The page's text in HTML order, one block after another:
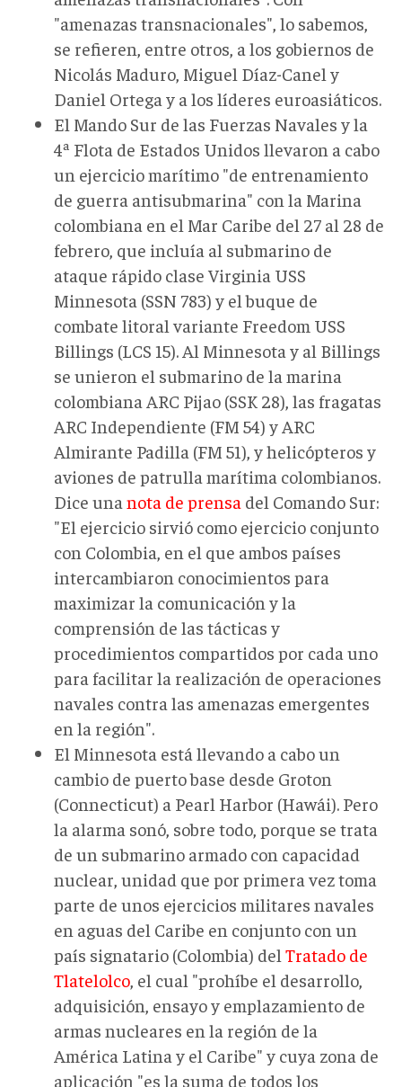
"amenazas transnacionales", lo sabemos,
se refieren, entre otros, a los gobiernos de
Nicolás Maduro, Miguel Díaz-Canel y
Daniel Ortega y a los líderes euroasiáticos.
El Mando Sur de las Fuerzas Navales y la
4ª Flota de Estados Unidos llevaron a cabo
un ejercicio marítimo "de entrenamiento
de guerra antisubmarina" con la Marina
colombiana en el Mar Caribe del 27 al 28 de
febrero, que incluía al submarino de
ataque rápido clase Virginia USS
Minnesota (SSN 783) y el buque de
combate litoral variante Freedom USS
Billings (LCS 15). Al Minnesota y al Billings
se unieron el submarino de la marina
colombiana ARC Pijao (SSK 28), las fragatas
ARC Independiente (FM 54) y ARC
Almirante Padilla (FM 51), y helicópteros y
aviones de patrulla marítima colombianos.
Dice una nota de prensa del Comando Sur:
"El ejercicio sirvió como ejercicio conjunto
con Colombia, en el que ambos países
intercambiaron conocimientos para
maximizar la comunicación y la
comprensión de las tácticas y
procedimientos compartidos por cada uno
para facilitar la realización de operaciones
navales contra las amenazas emergentes
en la región".
El Minnesota está llevando a cabo un
cambio de puerto base desde Groton
(Connecticut) a Pearl Harbor (Hawái). Pero
la alarma sonó, sobre todo, porque se trata
de un submarino armado con capacidad
nuclear, unidad que por primera vez toma
parte de unos ejercicios militares navales
en aguas del Caribe en conjunto con un
país signatario (Colombia) del Tratado de
Tlatelolco, el cual "prohíbe el desarrollo,
adquisición, ensayo y emplazamiento de
armas nucleares en la región de la
América Latina y el Caribe" y cuya zona de
aplicación "es la suma de todos los